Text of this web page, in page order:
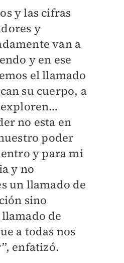
y las cifras
y
van a
y en ese
el llamado
su cuerpo, a
exploren…
no esta en
poder
y para mi
y no
un llamado de
sino
de
a todas nos
enfatizó.